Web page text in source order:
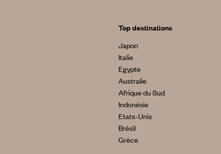
Top destinations
Japon
Italie
Egypte
Australie
Afrique du Sud
Indonésie
Etats-Unis
Brésil
Grèce